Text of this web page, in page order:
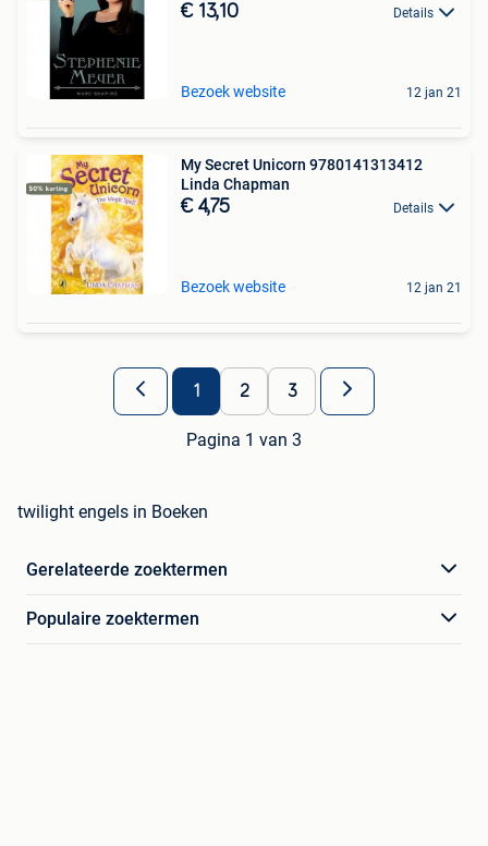
€ 13,10 Details
Bezoek website 12 jan 21
My Secret Unicorn 9780141313412
Linda Chapman
€ 4,75 Details
Bezoek website 12 jan 21
1 2 3
Pagina 1 van 3
twilight engels in Boeken
Gerelateerde zoektermen
Populaire zoektermen